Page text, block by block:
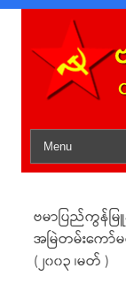
ဗမာပြည်ကွန်မ
အမြဲတမ်းကော်
(၂၀၀၃ ၊မတ် )